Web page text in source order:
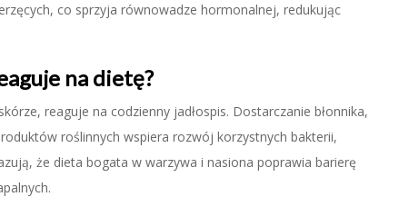
co sprzyja równowadze hormonalnej, redukując
na dietę?
reaguje na codzienny jadłospis. Dostarczanie błonnika,
roślinnych wspiera rozwój korzystnych bakterii,
że dieta bogata w warzywa i nasiona poprawia barierę